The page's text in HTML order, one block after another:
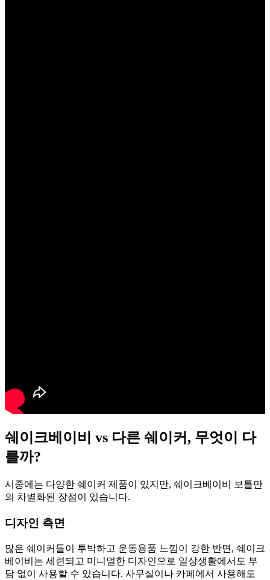
쉐이크베이비 vs 다른 쉐이커, 무엇이 다
를까?
시중에는 다양한 쉐이커 제품이 있지만, 쉐이크베이비 보틀만
의 차별화된 장점이 있습니다.
디자인 측면
많은 쉐이커들이 투박하고 운동용품 느낌이 강한 반면, 쉐이크
베이비는 세련되고 미니멀한 디자인으로 일상생활에서도 부
담 없이 사용할 수 있습니다. 사무실이나 카페에서 사용해도